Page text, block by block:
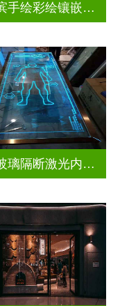
哈尔滨手绘彩绘镶嵌玻璃
钢化玻璃隔断激光内雕精雕